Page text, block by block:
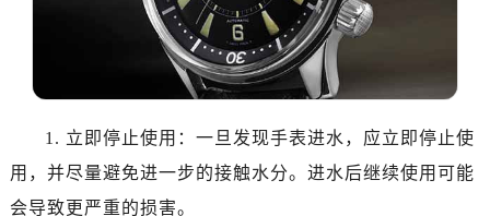
1. 立即停止使用：一旦发现手表进水，应立即停止使
用，并尽量避免进一步的接触水分。进水后继续使用可能
会导致更严重的损害。